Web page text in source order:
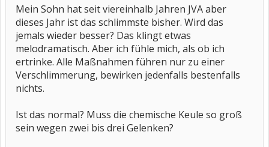
Mein Sohn hat seit viereinhalb Jahren JVA aber
dieses Jahr ist das schlimmste bisher. Wird das
jemals wieder besser? Das klingt etwas
melodramatisch. Aber ich fühle mich, als ob ich
ertrinke. Alle Maßnahmen führen nur zu einer
Verschlimmerung, bewirken jedenfalls bestenfalls
nichts.
Ist das normal? Muss die chemische Keule so groß
sein wegen zwei bis drei Gelenken?